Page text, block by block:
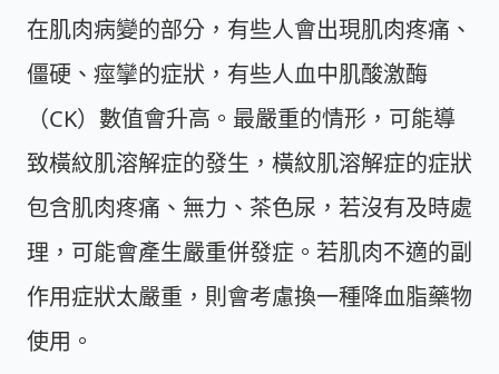
在肌肉病變的部分，有些人會出現肌肉疼痛、
僵硬、痙攣的症狀，有些人血中肌酸激酶
（CK）數值會升高。最嚴重的情形，可能導
致橫紋肌溶解症的發生，橫紋肌溶解症的症狀
包含肌肉疼痛、無力、茶色尿，若沒有及時處
理，可能會產生嚴重併發症。若肌肉不適的副
作用症狀太嚴重，則會考慮換一種降血脂藥物
使用。